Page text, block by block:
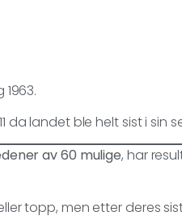
da landet ble helt sist i sin
av 60 mulige, har
topp, men etter deres